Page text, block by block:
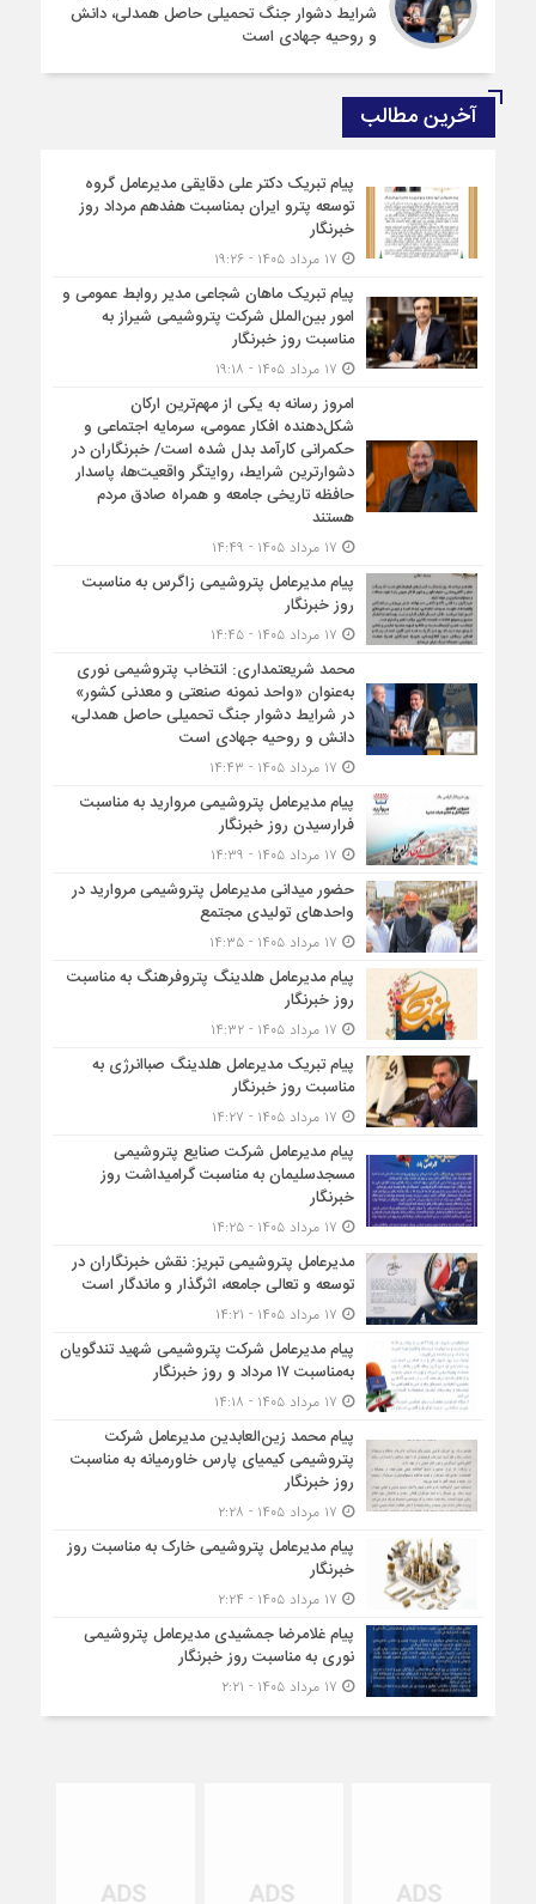
شرایط دشوار جنگ تحمیلی حاصل همدلی، دانش
و روحیه جهادی است
آخرین مطالب
پیام تبریک دکتر علی دقایقی مدیرعامل گروه
توسعه پترو ایران بمناسبت هفدهم مرداد روز
خبرنگار
پیام تبریک ماهان شجاعی مدیر روابط عمومی و
امور بین‌الملل شرکت پتروشیمی شیراز به
مناسبت روز خبرنگار
امروز رسانه به یکی از مهم‌ترین ارکان
شکل‌دهنده افکار عمومی، سرمایه اجتماعی و
حکمرانی کارآمد بدل شده است/ خبرنگاران در
دشوارترین شرایط، روایتگر واقعیت‌ها، پاسدار
حافظه تاریخی جامعه و همراه صادق مردم
هستند
پیام مدیرعامل پتروشیمی زاگرس به مناسبت
روز خبرنگار
محمد شریعتمداری: انتخاب پتروشیمی نوری
به‌عنوان «واحد نمونه صنعتی و معدنی کشور»
در شرایط دشوار جنگ تحمیلی حاصل همدلی،
دانش و روحیه جهادی است
پیام مدیرعامل پتروشیمی مروارید به مناسبت
فرارسیدن روز خبرنگار
حضور میدانی مدیرعامل پتروشیمی مروارید در
واحدهای تولیدی مجتمع
پیام مدیرعامل هلدینگ پتروفرهنگ به مناسبت
روز خبرنگار
پیام تبریک مدیرعامل هلدینگ صباانرژی به
مناسبت روز خبرنگار
پیام مدیرعامل شركت صنایع پتروشیمی
مسجدسلیمان به مناسبت گرامیداشت روز
خبرنگار
مدیرعامل پتروشیمی تبریز: نقش خبرنگاران در
توسعه و تعالی جامعه، اثرگذار و ماندگار است
پیام مدیرعامل شرکت پتروشیمی شهید تندگویان
به‌مناسبت ۱۷ مرداد و روز خبرنگار
پیام محمد زین‌العابدین مدیرعامل شرکت
پتروشیمی کیمیای پارس خاورمیانه به مناسبت
روز خبرنگار
پیام مدیرعامل پتروشیمی خارک به مناسبت روز
خبرنگار
پیام غلامرضا جمشیدی مدیرعامل پتروشیمی
نوری به مناسبت روز خبرنگار